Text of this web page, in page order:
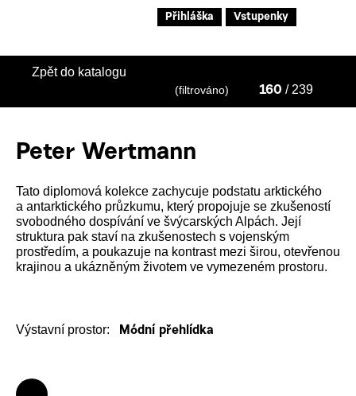
Přihláška Vstupenky
Zpět do katalogu
(filtrováno) 160 / 239
Peter Wertmann
Tato diplomová kolekce zachycuje podstatu arktického
a antarktického průzkumu, který propojuje se zkušeností
svobodného dospívání ve švýcarských Alpách. Její
struktura pak staví na zkušenostech s vojenským
prostředím, a poukazuje na kontrast mezi širou, otevřenou
krajinou a ukázněným životem ve vymezeném prostoru.
Výstavní prostor: Módní přehlídka